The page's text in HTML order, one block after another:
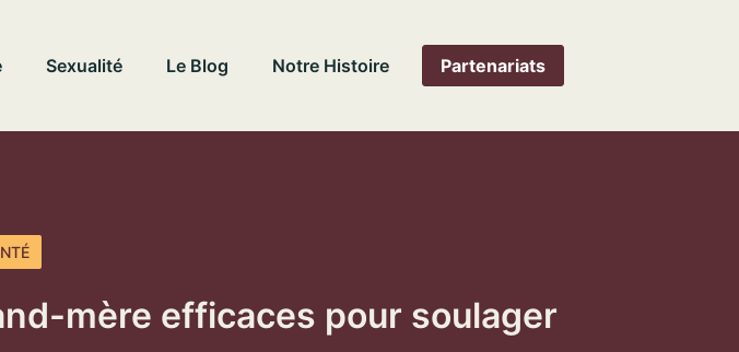
Sexualité Le Blog Notre Histoire Partenariats
mère efficaces pour soulager